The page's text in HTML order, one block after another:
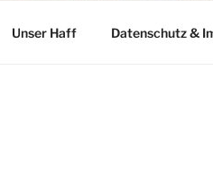
Unser Haff Datenschutz &